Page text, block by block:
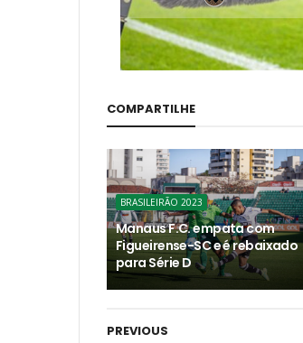
COMPARTILHE
BRASILEIRÃO 2023
Manaus F.C. empata com
Figueirense-SC e é rebaixado
para Série D
PREVIOUS